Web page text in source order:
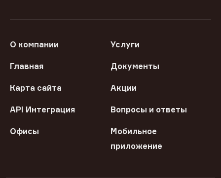
О компании Услуги
Главная Документы
Карта сайта Акции
API Интеграция Вопросы и ответы
Офисы
Мобильное
приложение